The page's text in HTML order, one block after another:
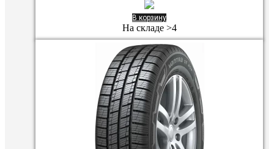
В корзину
На складе >4